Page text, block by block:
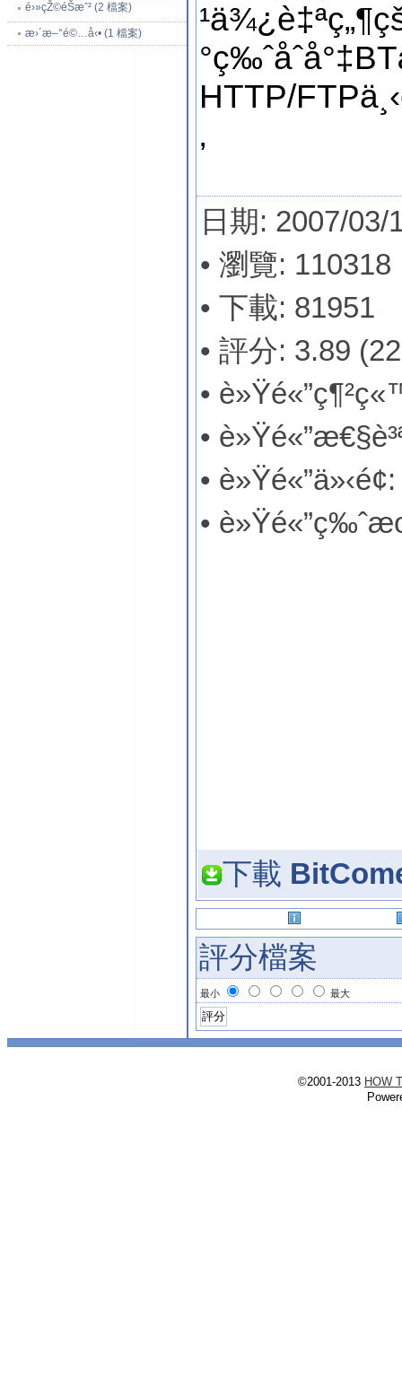
é›»çŽ©éŠæˆ² (2 檔案)
æ›´æ–°é©…å‹• (1 檔案)
HTTP/
‚
日期: 2007/03/
• 瀏覽: 110318
• 下載: 81951
• 評分: 3.89
•
•
•
•
下載
評分檔案
最小 最大
©2001-2013 HOW